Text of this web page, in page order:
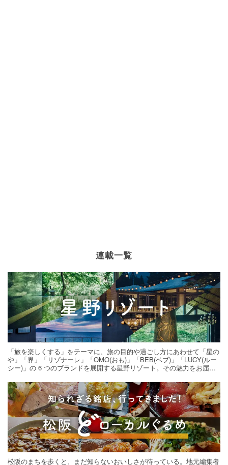
連載一覧
「旅を楽しくする」をテーマに、旅の目的や過ごし方にあわせて「星の
や」「界」「リゾナーレ」「OMO(おも)」「BEB(ベブ)」「LUCY(ルー
シー)」の 6 つのブランドを展開する星野リゾート。その魅力をお届け
松阪のまちを歩くと、まだ知らないおいしさが待っている。地元編集者